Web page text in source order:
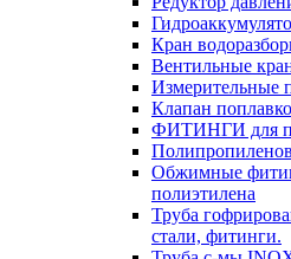
Кран
Вентильные
Измерительные
Клапан
ФИТИНГИ для
Обжимные
полиэтилена
Труба
стали, фитинги.